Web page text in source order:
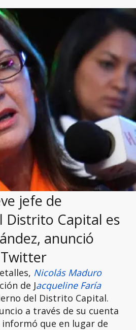
jefe de
Distrito Capital es
anunció
Nicolás Maduro
de Jacqueline Faría
del Distrito Capital.
a través de su cuenta
que en lugar de